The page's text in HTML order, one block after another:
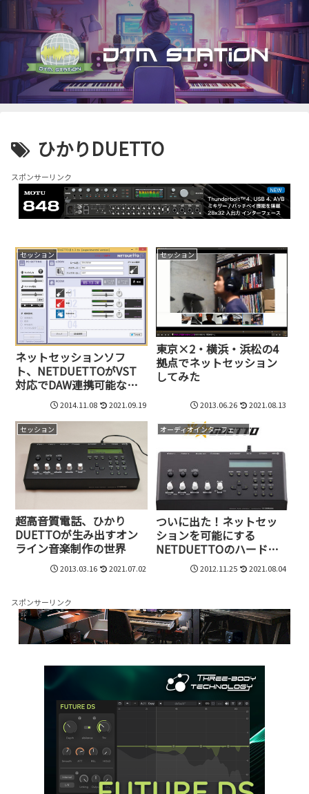
ひかりDUETTO
スポンサーリンク
セッション
ネットセッションソフ
ト、NETDUETTOがVST
対応でDAW連携可能な
ど、とんでもないことにな
っていた！2014.11.08 2021.09.19
セッション
東京×2・横浜・浜松の4
拠点でネットセッション
してみた
2013.06.26 2021.08.13
セッション
超高音質電話、ひかり
DUETTOが生み出すオン
ライン音楽制作の世界
2013.03.16 2021.07.02
オーディオインターフェイス
ついに出た！ネットセッ
ションを可能にする
NETDUETTOのハードウ
2012.11.25 2021.08.04
スポンサーリンク